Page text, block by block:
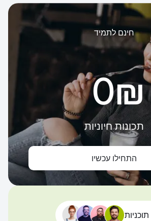
חינם לתמיד
‏0 ‏₪
תכונות חיוניות
התחילו עכשיו